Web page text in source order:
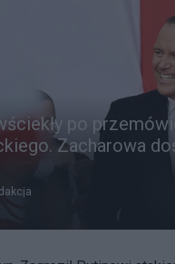
po
Zacharowa